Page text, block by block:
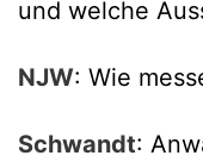
und welche
NJW: Wie
Schwandt: